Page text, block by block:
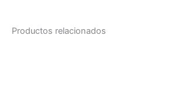
Productos relacionados